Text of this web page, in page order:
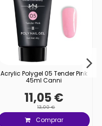
Acrylic Polygel 05 Tender Pink
45ml Canni
11,05 €
13,00 €
Comprar